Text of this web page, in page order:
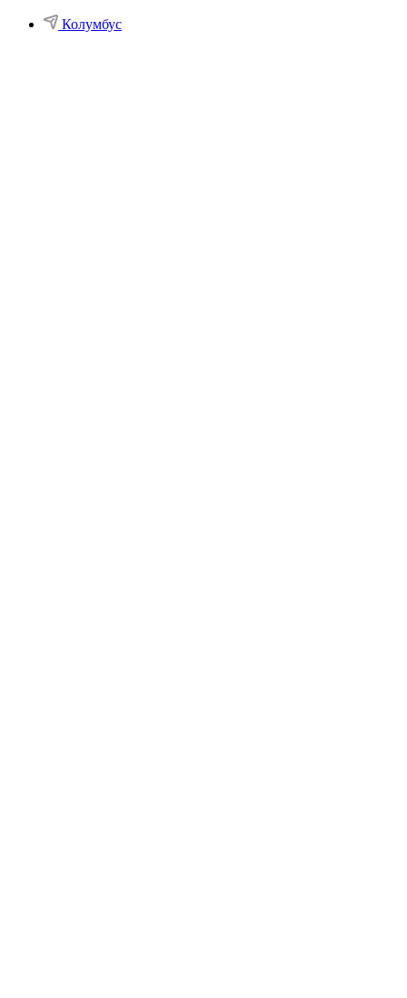
Колумбус